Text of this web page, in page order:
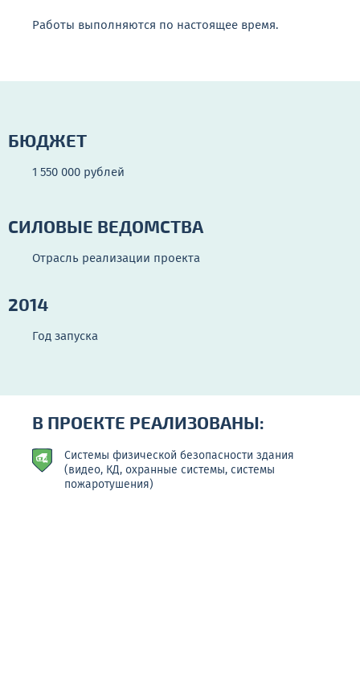
Работы выполняются по настоящее время.
БЮДЖЕТ
1 550 000 рублей
СИЛОВЫЕ ВЕДОМСТВА
Отрасль реализации проекта
2014
Год запуска
В ПРОЕКТЕ РЕАЛИЗОВАНЫ:
Системы физической безопасности здания
(видео, КД, охранные системы, системы
пожаротушения)